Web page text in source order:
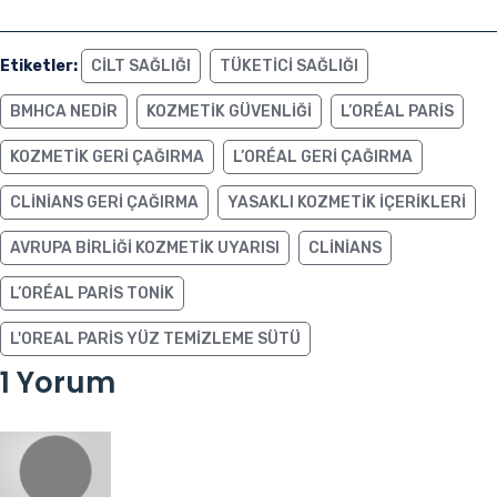
Etiketler: CILT SAĞLIĞI TÜKETICI SAĞLIĞI
BMHCA NEDIR KOZMETIK GÜVENLIĞI L’ORÉAL PARIS
KOZMETIK GERI ÇAĞIRMA L’ORÉAL GERI ÇAĞIRMA
CLINIANS GERI ÇAĞIRMA YASAKLI KOZMETIK IÇERIKLERI
AVRUPA BIRLIĞI KOZMETIK UYARISI CLINIANS
L’ORÉAL PARIS TONIK
L'OREAL PARIS YÜZ TEMIZLEME SÜTÜ
1 Yorum